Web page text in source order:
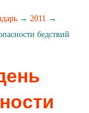
→ 2011 →
бедствий